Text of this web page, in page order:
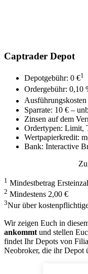
Captrader Depot
Depotgebühr: 0 €1
Ordergebühr: 0,10
Sparrate: 10 € –
Zinsen auf dem
Ordertypen: Limit,
Wertpapierkredit:
Bank: Interactive
1 Mindestbetrag
2 Mindestens 2,00 €
3Nur über
Wir zeigen Euch in
ankommt und stellen
findet Ihr Depots von
Neobroker, die ihr Depot